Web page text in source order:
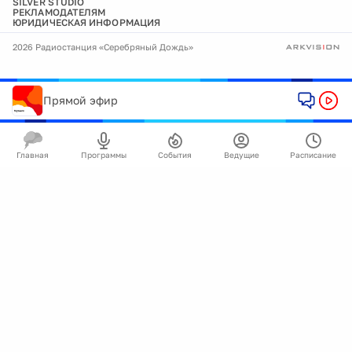
РЕКЛАМОДАТЕЛЯМ
ЮРИДИЧЕСКАЯ ИНФОРМАЦИЯ
2026 Радиостанция «Серебряный Дождь»
Прямой эфир
Главная Программы События Ведущие Расписание